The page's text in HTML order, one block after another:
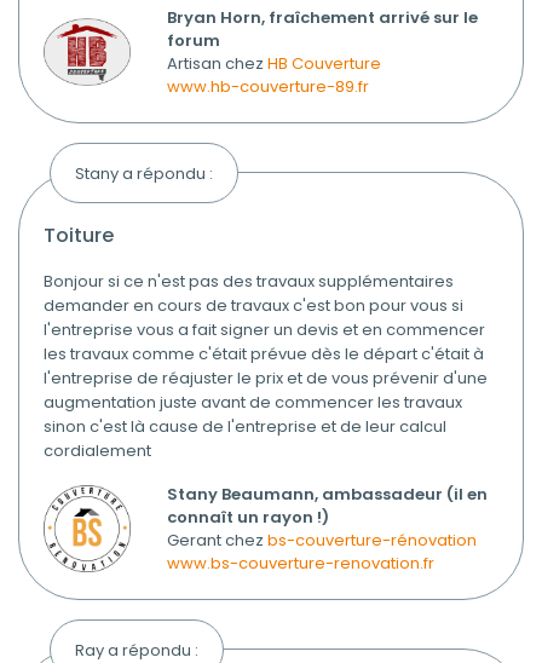
Bryan Horn, fraîchement arrivé sur le
forum
Artisan chez HB Couverture
www.hb-couverture-89.fr
Stany a répondu :
toiture
Bonjour si ce n'est pas des travaux supplémentaires
demander en cours de travaux c'est bon pour vous si
l'entreprise vous a fait signer un devis et en commencer
les travaux comme c'était prévue dès le départ c'était à
l'entreprise de réajuster le prix et de vous prévenir d'une
augmentation juste avant de commencer les travaux
sinon c'est là cause de l'entreprise et de leur calcul
cordialement
Stany Beaumann, ambassadeur (il en
connaît un rayon !)
Gerant chez bs-couverture-rénovation
www.bs-couverture-renovation.fr
Ray a répondu :